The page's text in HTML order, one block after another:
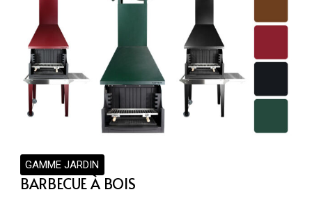
GAMME JARDIN
BARBECUE À BOIS